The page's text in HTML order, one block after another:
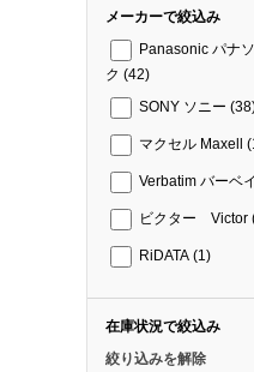
メーカーで絞込み
Panasonic パナ
ク (42)
SONY ソニー
マクセル Maxell
Verbatim バーベ
ビクター Victor
RiDATA (1)
在庫状況で絞込み
絞り込みを解除